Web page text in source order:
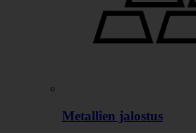
Metallien jalostus